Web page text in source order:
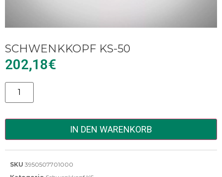
SCHWENKKOPF KS-50
202,18€
Alternative:
IN DEN WARENKORB
SKU 3950507701000